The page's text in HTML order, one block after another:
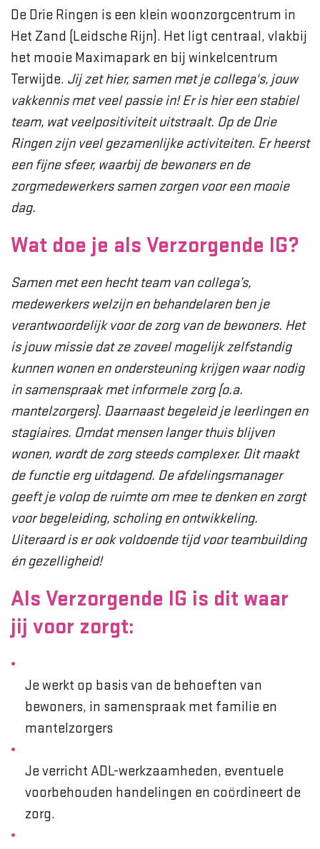
De Drie Ringen is een klein woonzorgcentrum in
Het Zand (Leidsche Rijn). Het ligt centraal, vlakbij
het mooie Maximapark en bij winkelcentrum
Terwijde. Jij zet hier, samen met je collega's, jouw
vakkennis met veel passie in! Er is hier een stabiel
team, wat veelpositiviteit uitstraalt. Op de Drie
Ringen zijn veel gezamenlijke activiteiten. Er heerst
een fijne sfeer, waarbij de bewoners en de
zorgmedewerkers samen zorgen voor een mooie
dag.
Wat doe je als Verzorgende IG?
Samen met een hecht team van collega’s,
medewerkers welzijn en behandelaren ben je
verantwoordelijk voor de zorg van de bewoners. Het
is jouw missie dat ze zoveel mogelijk zelfstandig
kunnen wonen en ondersteuning krijgen waar nodig
in samenspraak met informele zorg (o.a.
mantelzorgers). Daarnaast begeleid je leerlingen en
stagiaires. Omdat mensen langer thuis blijven
wonen, wordt de zorg steeds complexer. Dit maakt
de functie erg uitdagend. De afdelingsmanager
geeft je volop de ruimte om mee te denken en zorgt
voor begeleiding, scholing en ontwikkeling.
Uiteraard is er ook voldoende tijd voor teambuilding
én gezelligheid!
Als Verzorgende IG is dit waar
jij voor zorgt:
Je werkt op basis van de behoeften van
bewoners, in samenspraak met familie en
mantelzorgers
Je verricht ADL-werkzaamheden, eventuele
voorbehouden handelingen en coördineert de
zorg.